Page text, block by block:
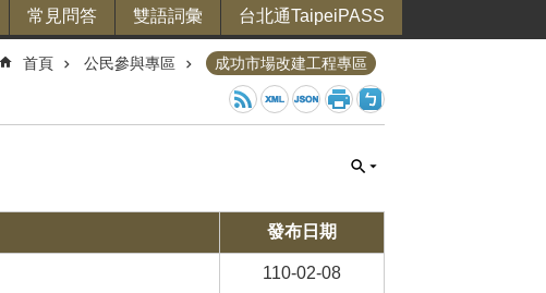
常見問答 雙語詞彙 台北通TaipeiPASS
首頁 公民參與專區 成功市場改建工程專區
發布日期
110-02-08